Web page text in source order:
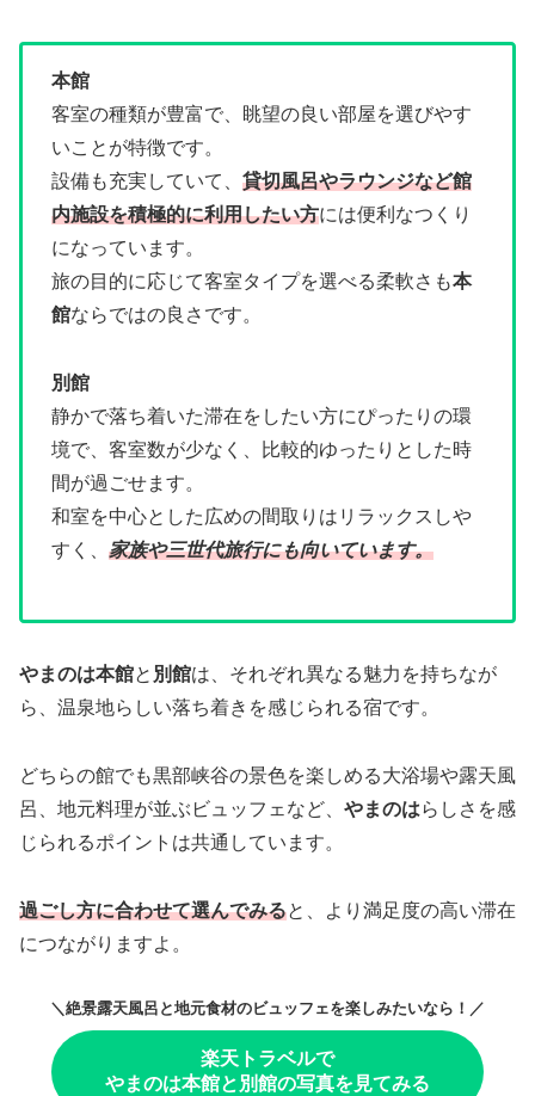
本館
客室の種類が豊富で、眺望の良い部屋を選びやす
いことが特徴です。
設備も充実していて、 貸切風呂やラウンジなど館
内施設を積極的に利用したい方には便利なつくり
になっています。
旅の目的に応じて客室タイプを選べる柔軟さも本
館ならではの良さです。
別館
静かで落ち着いた滞在をしたい方にぴったりの環
境で、客室数が少なく、比較的ゆったりとした時
間が過ごせます。
和室を中心とした広めの間取りはリラックスしや
すく、 家族や三世代旅行にも向いています。
やまのは本館と 別館は、それぞれ異なる魅力を持ちなが
ら、温泉地らしい落ち着きを感じられる宿です。
どちらの館でも黒部峡谷の景色を楽しめる大浴場や露天風
呂、地元料理が並ぶビュッフェなど、 やまのはらしさを感
じられるポイントは共通しています。
過ごし方に合わせて選んでみると、より満足度の高い滞在
につながりますよ。
＼絶景露天風呂と地元食材のビュッフェを楽しみたいなら！／
楽天トラベルで
やまのは本館と別館の写真を見てみる